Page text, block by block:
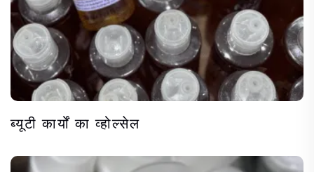
ब्यूटी कार्यों का व्होल्सेल